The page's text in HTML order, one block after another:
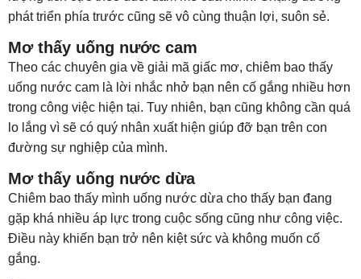
phát triển phía trước cũng sẽ vô cùng thuận lợi, suôn sẻ.
Mơ thấy uống nước cam
Theo các chuyên gia về giải mã giấc mơ, chiêm bao thấy
uống nước cam là lời nhắc nhở bạn nên cố gắng nhiều hơn
trong công việc hiện tại. Tuy nhiên, bạn cũng không cần quá
lo lắng vì sẽ có quý nhân xuất hiện giúp đỡ bạn trên con
đường sự nghiệp của mình.
Mơ thấy uống nước dừa
Chiêm bao thấy mình uống nước dừa cho thấy bạn đang
gặp khá nhiều áp lực trong cuộc sống cũng như công việc.
Điều này khiến bạn trở nên kiệt sức và không muốn cố
gắng.